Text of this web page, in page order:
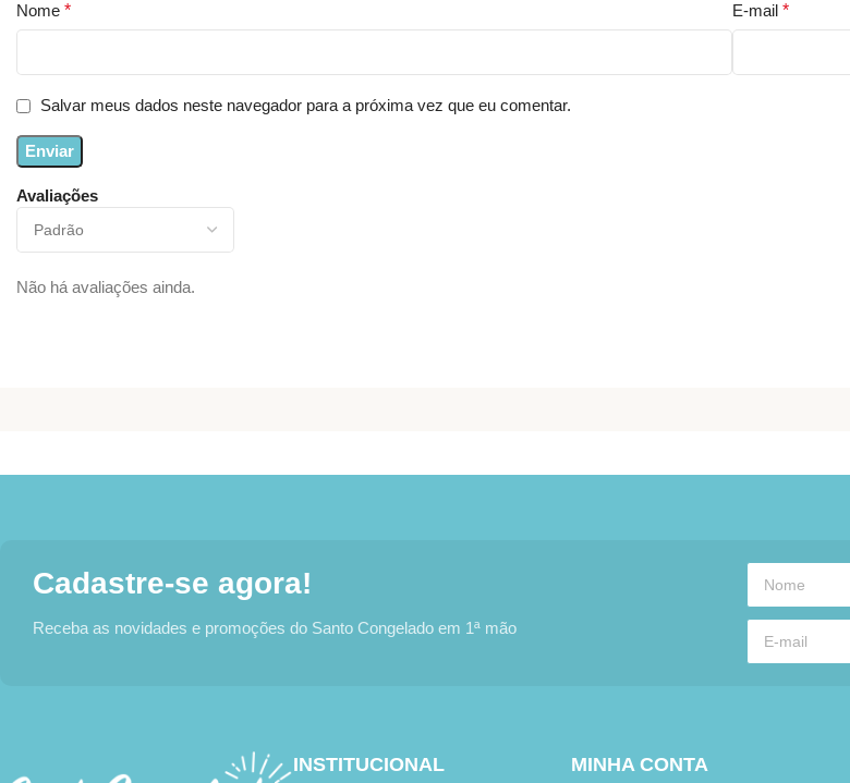
Avaliações
Não há avaliações ainda.
Nome * E-mail *
Salvar meus dados neste navegador para a próxima vez que eu comentar.
Cadastre-se agora!
Receba as novidades e promoções do Santo Congelado em 1ª mão
INSTITUCIONAL MINHA CONTA